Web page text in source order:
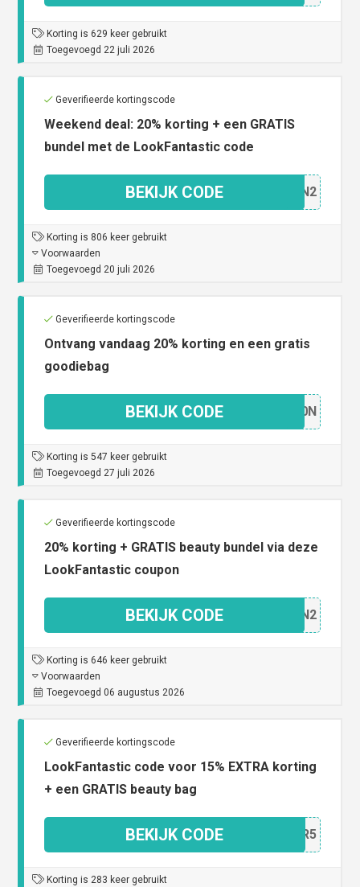
Korting is 629 keer gebruikt
Toegevoegd 22 juli 2026
Geverifieerde kortingscode
Weekend deal: 20% korting + een GRATIS
bundel met de LookFantastic code
SU0N2
BEKIJK CODE
Korting is 806 keer gebruikt
Voorwaarden
Toegevoegd 20 juli 2026
Geverifieerde kortingscode
Ontvang vandaag 20% korting en een gratis
goodiebag
US20N
BEKIJK CODE
Korting is 547 keer gebruikt
Toegevoegd 27 juli 2026
Geverifieerde kortingscode
20% korting + GRATIS beauty bundel via deze
LookFantastic coupon
0SUN2
BEKIJK CODE
Korting is 646 keer gebruikt
Voorwaarden
Toegevoegd 06 augustus 2026
Geverifieerde kortingscode
LookFantastic code voor 15% EXTRA korting
+ een GRATIS beauty bag
X1AR5
BEKIJK CODE
Korting is 283 keer gebruikt